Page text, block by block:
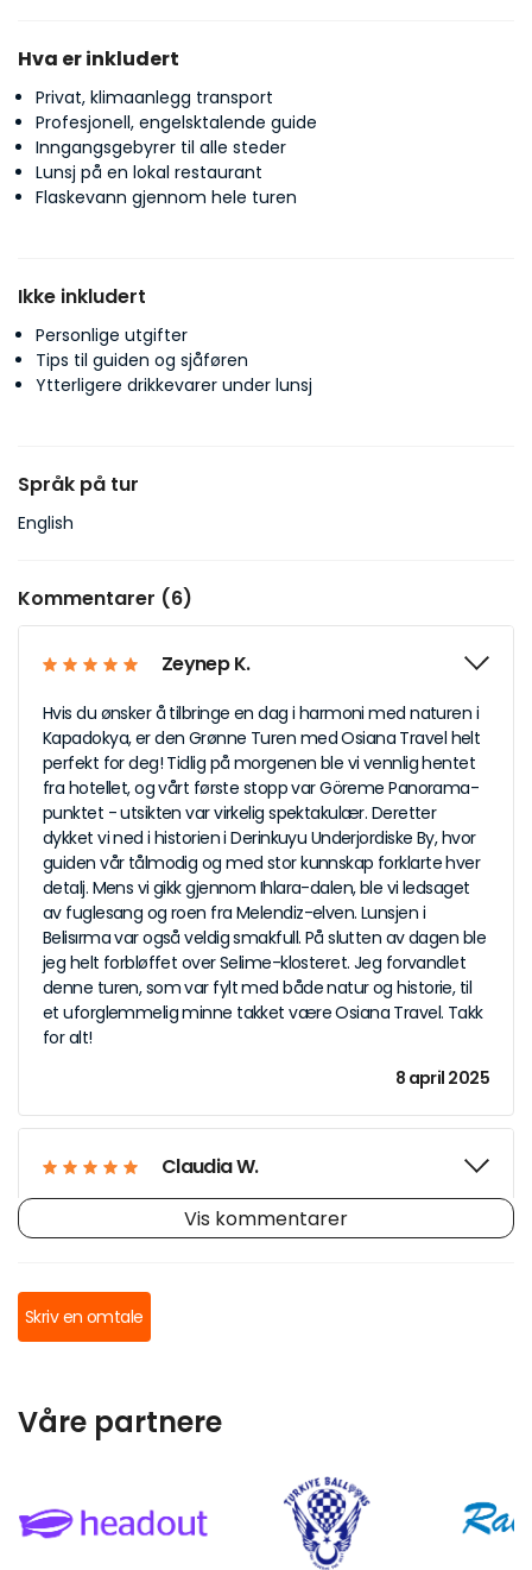
Hva er inkludert
Privat, klimaanlegg transport
Profesjonell, engelsktalende guide
Inngangsgebyrer til alle steder
Lunsj på en lokal restaurant
Flaskevann gjennom hele turen
Ikke inkludert
Personlige utgifter
Tips til guiden og sjåføren
Ytterligere drikkevarer under lunsj
Språk på tur
English
Kommentarer (6)
Zeynep K.
Hvis du ønsker å tilbringe en dag i harmoni med naturen i
Kapadokya, er den Grønne Turen med Osiana Travel helt
perfekt for deg! Tidlig på morgenen ble vi vennlig hentet
fra hotellet, og vårt første stopp var Göreme Panorama-
punktet - utsikten var virkelig spektakulær. Deretter
dykket vi ned i historien i Derinkuyu Underjordiske By, hvor
guiden vår tålmodig og med stor kunnskap forklarte hver
detalj. Mens vi gikk gjennom Ihlara-dalen, ble vi ledsaget
av fuglesang og roen fra Melendiz-elven. Lunsjen i
Belisırma var også veldig smakfull. På slutten av dagen ble
jeg helt forbløffet over Selime-klosteret. Jeg forvandlet
denne turen, som var fylt med både natur og historie, til
et uforglemmelig minne takket være Osiana Travel. Takk
for alt!
8 april 2025
Claudia W.
Maria P.
Ahmet K.
Vis kommentarer
Skriv en omtale
Våre partnere